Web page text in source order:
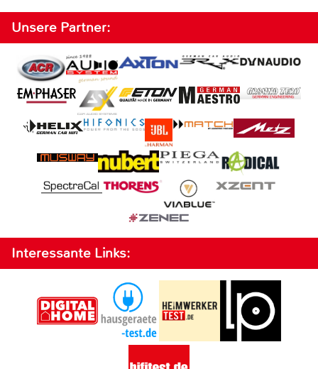
Unsere Partner:
Interessante Links: